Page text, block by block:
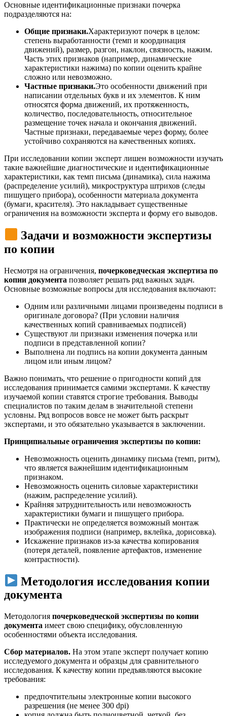
Основные идентификационные признаки почерка
подразделяются на:
Общие признаки.Характеризуют почерк в целом:
степень выработанности (темп и координация
движений), размер, разгон, наклон, связность, нажим.
Часть этих признаков (например, динамические
характеристики нажима) по копии оценить крайне
сложно или невозможно.
Частные признаки.Это особенности движений при
написании отдельных букв и их элементов. К ним
относятся форма движений, их протяженность,
количество, последовательность, относительное
размещение точек начала и окончания движений.
Частные признаки, передаваемые через форму, более
устойчиво сохраняются на качественных копиях.
При исследовании копии эксперт лишен возможности изучать
такие важнейшие диагностические и идентификационные
характеристики, как темп письма (динамика), сила нажима
(распределение усилий), микроструктура штрихов (следы
пишущего прибора), особенности материала документа
(бумаги, красителя). Это накладывает существенные
ограничения на возможности эксперта и форму его выводов.
Задачи и возможности экспертизы
по копии
Несмотря на ограничения, почерковедческая экспертиза по
копии документа позволяет решать ряд важных задач.
Основные возможные вопросы для исследования включают:
Одним или различными лицами произведены подписи в
оригинале договора? (При условии наличия
качественных копий сравниваемых подписей)
Существуют ли признаки изменения почерка или
подписи в представленной копии?
Выполнена ли подпись на копии документа данным
лицом или иным лицом?
Важно понимать, что решение о пригодности копий для
исследования принимается самими экспертами. К качеству
изучаемой копии ставятся строгие требования. Выводы
специалистов по таким делам в значительной степени
условны. Ряд вопросов вовсе не может быть раскрыт
экспертами, и это обязательно указывается в заключении.
Принципиальные ограничения экспертизы по копии:
Невозможность оценить динамику письма (темп, ритм),
что является важнейшим идентификационным
признаком.
Невозможность оценить силовые характеристики
(нажим, распределение усилий).
Крайняя затруднительность или невозможность
характеристики бумаги и пишущего прибора.
Практически не определяется возможный монтаж
изображения подписи (например, вклейка, дорисовка).
Искажение признаков из-за качества копирования
(потеря деталей, появление артефактов, изменение
контрастности).
Методология исследования копии
документа
Методология почерковедческой экспертизы по копии
документа имеет свою специфику, обусловленную
особенностями объекта исследования.
Сбор материалов. На этом этапе эксперт получает копию
исследуемого документа и образцы для сравнительного
исследования. К качеству копии предъявляются высокие
требования:
предпочтительны электронные копии высокого
разрешения (не менее 300 dpi)